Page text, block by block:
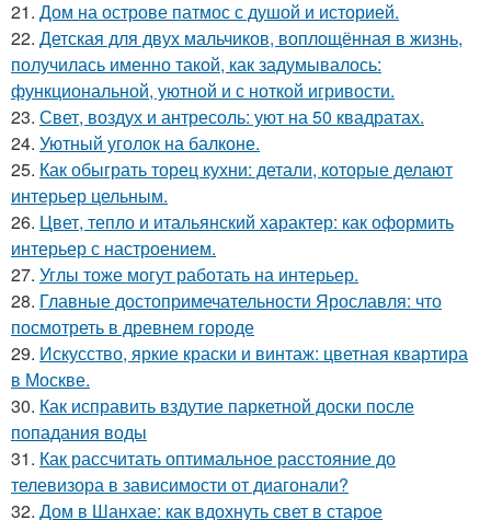
21. Дом на острове патмос с душой и историей.
22. Детская для двух мальчиков, воплощённая в жизнь,
получилась именно такой, как задумывалось:
функциональной, уютной и с ноткой игривости.
23. Свет, воздух и антресоль: уют на 50 квадратах.
24. Уютный уголок на балконе.
25. Как обыграть торец кухни: детали, которые делают
интерьер цельным.
26. Цвет, тепло и итальянский характер: как оформить
интерьер с настроением.
27. Углы тоже могут работать на интерьер.
28. Главные достопримечательности Ярославля: что
посмотреть в древнем городе
29. Искусство, яркие краски и винтаж: цветная квартира
в Москве.
30. Как исправить вздутие паркетной доски после
попадания воды
31. Как рассчитать оптимальное расстояние до
телевизора в зависимости от диагонали?
32. Дом в Шанхае: как вдохнуть свет в старое